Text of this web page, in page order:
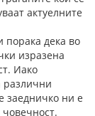
актуелните
порака дека во
изразена
Иако
различни
заедничко ни е